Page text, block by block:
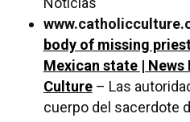
body of missing
Mexican state |
Culture– Las
cuerpo del sacerdote